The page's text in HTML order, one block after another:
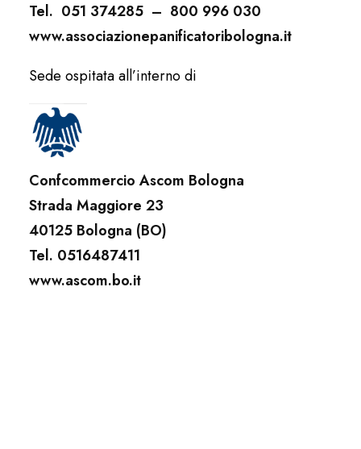
Tel. 051 374285 – 800 996 030
www.associazionepanificatoribologna.it
Sede ospitata all’interno di
Confcommercio Ascom Bologna
Strada Maggiore 23
40125 Bologna (BO)
Tel. 0516487411
www.ascom.bo.it